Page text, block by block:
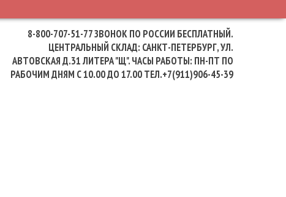
8-800-707-51-77ЗВОНОК ПО РОССИИ БЕСПЛАТНЫЙ.
ЦЕНТРАЛЬНЫЙ СКЛАД: САНКТ-ПЕТЕРБУРГ, УЛ.
АВТОВСКАЯ Д.31 ЛИТЕРА "Щ". ЧАСЫ РАБОТЫ: ПН-ПТ ПО
РАБОЧИМ ДНЯМ С 10.00 ДО 17.00 ТЕЛ.+7(911)906-45-39